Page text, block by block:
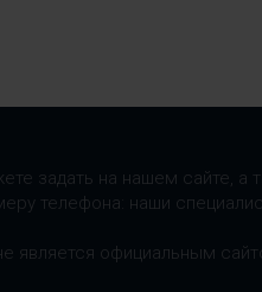
задать на нашем сайте, а
телефона: наши
является официальным